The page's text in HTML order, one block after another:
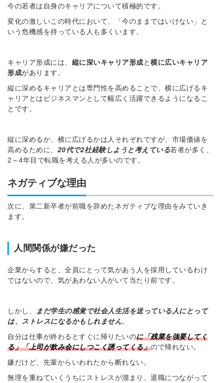
今の若者は自身のキャリアについて積極的です。
変化の激しいこの時代において、「今のままではいけない」と
いう危機感を持っている人も多くいます。
キャリア形成には、 縦に深いキャリア形成と横に広いキャリア
形成があります。
縦に深めるキャリアとは専門性を高めることで、横に広げるキ
ャリアとはビジネスマンとして幅広く活躍できるようになるこ
とです。
縦に深めるか、横に広げるかは人それぞれですが、市場価値を
高めるために、 20代で2社経験しようと考えている若者が多く、
2～4年目で転職を考える人が多いのです。
ネガティブな理由
次に、第二新卒者が前職を辞めたネガティブな理由をみていき
ます。
人間関係が嫌だった
企業からすると、全員にとって気があう人を採用しているわけ
ではないので、気があわない人がいて当たり前です。
しかし、
まだ学生の感覚で社会人生活を送っている人にとって
は、ストレスになるかもしれません。
自分は仕事が終わるとすぐに帰りたいのに「残業を強要してく
る」「上司が飲み会にしつこく誘ってくる」ので帰れない。
嫌だけど、先輩からいわれたから断れない。
無理を重ねていくうちにストレスが溜まり、退職につながって